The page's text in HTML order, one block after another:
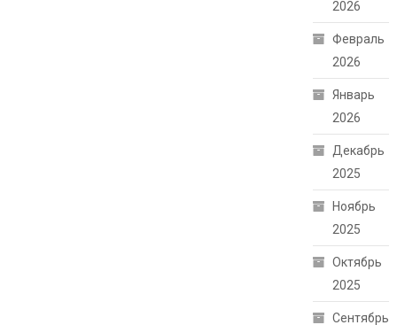
2026
Февраль
2026
Январь
2026
Декабрь
2025
Ноябрь
2025
Октябрь
2025
Сентябрь